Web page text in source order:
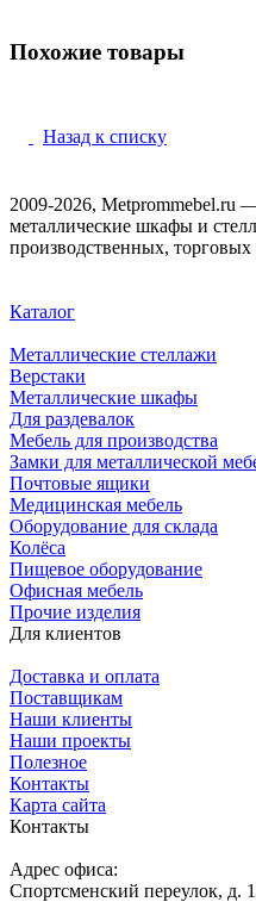
Похожие товары
Назад к списку
2009-2026, Metprommebel.ru
металлические шкафы и
производственных,
Каталог
Металлические стеллажи
Верстаки
Металлические шкафы
Для раздевалок
Мебель для производства
Замки для металлической
Почтовые ящики
Медицинская мебель
Оборудование для склада
Колёса
Пищевое оборудование
Офисная мебель
Прочие изделия
Для клиентов
Доставка и оплата
Поставщикам
Наши клиенты
Наши проекты
Полезное
Контакты
Карта сайта
Контакты
Адрес офиса:
Спортсменский переулок, д.